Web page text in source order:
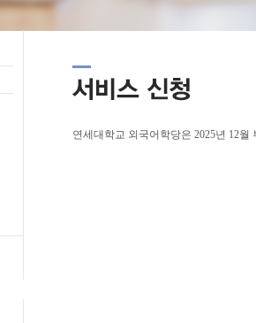
연세대학교 외국어학당은 2025년 12